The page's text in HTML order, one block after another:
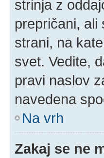
strinja z
prepričani, ali
strani, na
svet. Vedite,
pravi naslov
navedena
Na vrh
Zakaj se ne